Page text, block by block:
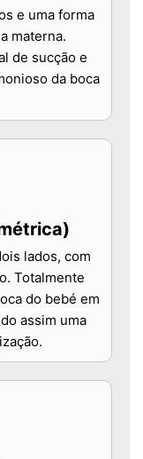
e uma forma
materna.
de sucção e
da boca
lados, com
Totalmente
do bebé em
assim uma